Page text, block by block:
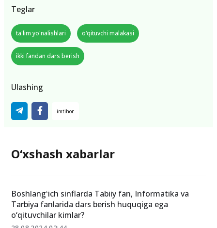
Teglar
ta'lim yo'nalishlari o‘qituvchi malakasi
ikki fandan dars berish
Ulashing
O‘xshash xabarlar
Boshlangʻich sinflarda Tabiiy fan, Informatika va
Tarbiya fanlarida dars berish huquqiga ega
o‘qituvchilar kimlar?